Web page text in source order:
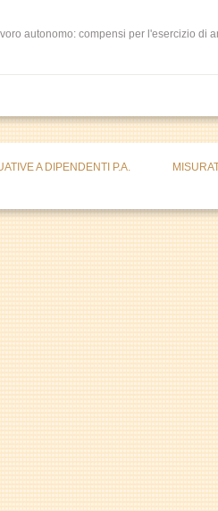
autonomo: compensi per l'esercizio di
A DIPENDENTI P.A.